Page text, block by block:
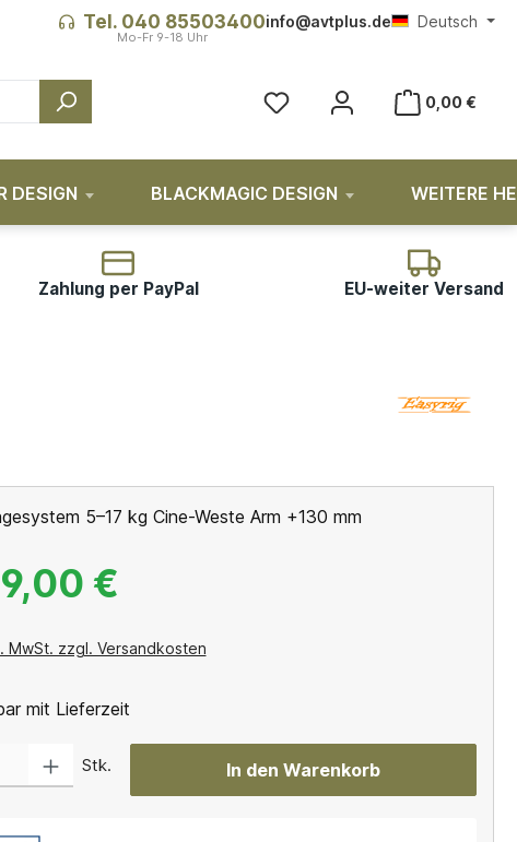
Deutsch
Tel. 040 85503400info@avtplus.de
0,00 €
DESIGN BLACKMAGIC DESIGN WEITERE
Zahlung per PayPal EU-weiter Versand
5–17 kg Cine-Weste Arm +130 mm
€
MwSt. zzgl. Versandkosten
mit Lieferzeit
Stk. In den Warenkorb